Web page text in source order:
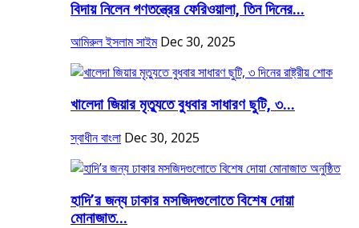
বিদায় নিলেন গণতন্ত্রের ফেরিওয়ালা, তিন দিনের...
আমিরুল ইসলাম সাইম Dec 30, 2025
খালেদা জিয়ার মৃত্যুতে বুধবার সাধারণ ছুটি, ৩...
স্বাধীন বাংলা Dec 30, 2025
হাদি’র জন্য ঢাকার মসজিদগুলোতে বিশেষ দোয়া
মোনাজাত...